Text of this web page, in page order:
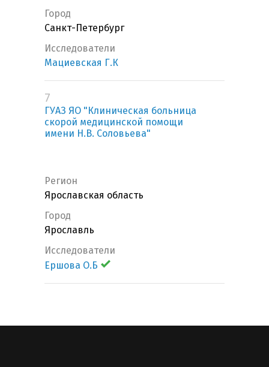
Город
Санкт-Петербург
Исследователи
Мациевская Г.К
7
ГУАЗ ЯО "Клиническая больница
скорой медицинской помощи
имени Н.В. Соловьева"
Регион
Ярославская область
Город
Ярославль
Исследователи
Ершова О.Б